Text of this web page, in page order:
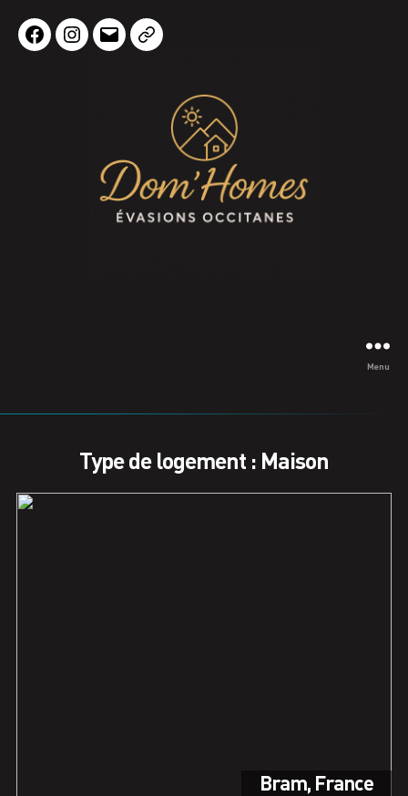
FacebookInstagram
E-
Téléphone
Menu
Type de logement : Maison
Bram, France